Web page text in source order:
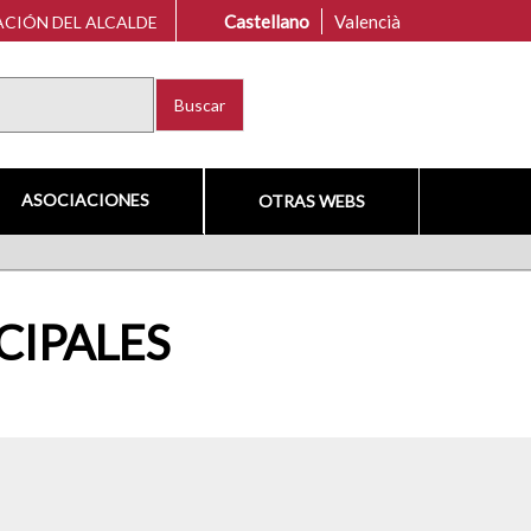
DEL ALCALDE Castellano Valencià
ASOCIACIONES OTRAS WEBS